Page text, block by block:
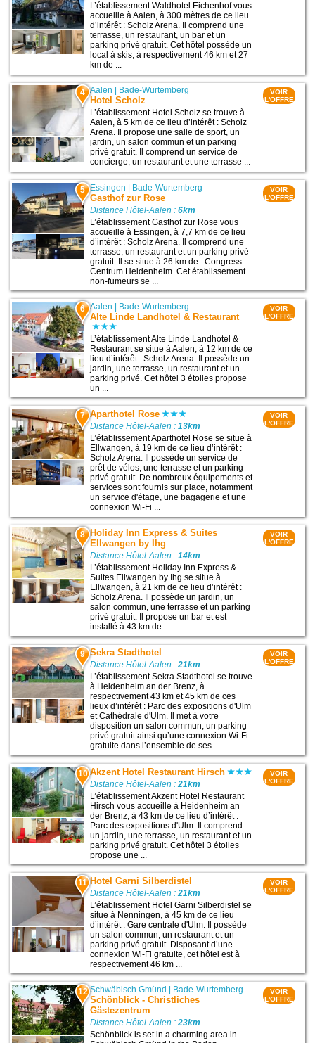
L’établissement Waldhotel Eichenhof vous
accueille à Aalen, à 300 mètres de ce lieu
d’intérêt : Scholz Arena. Il comprend une
terrasse, un restaurant, un bar et un
parking privé gratuit. Cet hôtel possède un
local à skis, à respectivement 46 km et 27
km de ...
4 Aalen Bade-Wurtemberg
Hotel Scholz
L’établissement Hotel Scholz se trouve à
Aalen, à 5 km de ce lieu d’intérêt : Scholz
Arena. Il propose une salle de sport, un
jardin, un salon commun et un parking
privé gratuit. Il comprend un service de
concierge, un restaurant et une terrasse ...
VOIR
L'OFFRE
5 Essingen | Bade-Wurtemberg
Gasthof zur Rose
Distance Hôtel-Aalen :6km
L’établissement Gasthof zur Rose vous
accueille à Essingen, à 7,7 km de ce lieu
d’intérêt : Scholz Arena. Il comprend une
terrasse, un restaurant et un parking privé
gratuit. Il se situe à 26 km de : Congress
Centrum Heidenheim. Cet établissement
non-fumeurs se ...
VOIR
L'OFFRE
6 Aalen | Bade-Wurtemberg
Alte Linde Landhotel & Restaurant
L’établissement Alte Linde Landhotel &
Restaurant se situe à Aalen, à 12 km de ce
lieu d’intérêt : Scholz Arena. Il possède un
jardin, une terrasse, un restaurant et un
parking privé. Cet hôtel 3 étoiles propose
un ...
VOIR
L'OFFRE
7 Aparthotel Rose
Distance Hôtel-Aalen :13km
L’établissement Aparthotel Rose se situe à
Ellwangen, à 19 km de ce lieu d’intérêt :
Scholz Arena. Il possède un service de
prêt de vélos, une terrasse et un parking
privé gratuit. De nombreux équipements et
services sont fournis sur place, notamment
un service d'étage, une bagagerie et une
connexion Wi-Fi ...
VOIR
L'OFFRE
8 Holiday Inn Express & Suites
Ellwangen by Ihg
Distance Hôtel-Aalen :14km
L’établissement Holiday Inn Express &
Suites Ellwangen by Ihg se situe à
Ellwangen, à 21 km de ce lieu d’intérêt :
Scholz Arena. Il possède un jardin, un
salon commun, une terrasse et un parking
privé gratuit. Il propose un bar et est
installé à 43 km de ...
VOIR
L'OFFRE
9 Sekra Stadthotel
Distance Hôtel-Aalen :21km
L’établissement Sekra Stadthotel se trouve
à Heidenheim an der Brenz, à
respectivement 43 km et 45 km de ces
lieux d’intérêt : Parc des expositions d'Ulm
et Cathédrale d'Ulm. Il met à votre
disposition un salon commun, un parking
privé gratuit ainsi qu’une connexion Wi-Fi
gratuite dans l’ensemble de ses ...
VOIR
L'OFFRE
10 Akzent Hotel Restaurant Hirsch
Distance Hôtel-Aalen :21km
L’établissement Akzent Hotel Restaurant
Hirsch vous accueille à Heidenheim an
der Brenz, à 43 km de ce lieu d’intérêt :
Parc des expositions d'Ulm. Il comprend
un jardin, une terrasse, un restaurant et un
parking privé gratuit. Cet hôtel 3 étoiles
propose une ...
VOIR
L'OFFRE
11 Hotel Garni Silberdistel
Distance Hôtel-Aalen :21km
L’établissement Hotel Garni Silberdistel se
situe à Nenningen, à 45 km de ce lieu
d’intérêt : Gare centrale d'Ulm. Il possède
un salon commun, un restaurant et un
parking privé gratuit. Disposant d’une
connexion Wi-Fi gratuite, cet hôtel est à
respectivement 46 km ...
VOIR
L'OFFRE
12 Schwäbisch Gmünd | Bade-Wurtemberg
Schönblick - Christliches
Gästezentrum
Distance Hôtel-Aalen :23km
Schönblick is set in a charming area in
VOIR
L'OFFRE